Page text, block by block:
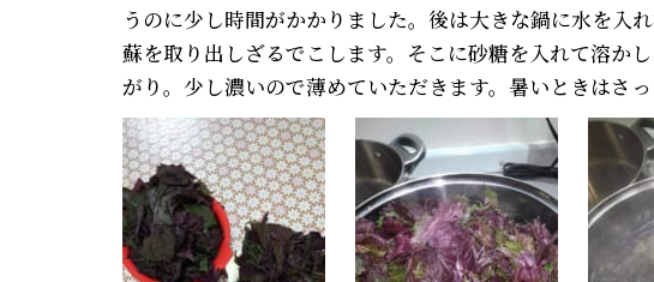
うのに少し時間がかかりました。後は大きな鍋に水を入
蘇を取り出しざるでこします。そこに砂糖を入れて溶か
がり。少し濃いので薄めていただきます。暑いときはさ